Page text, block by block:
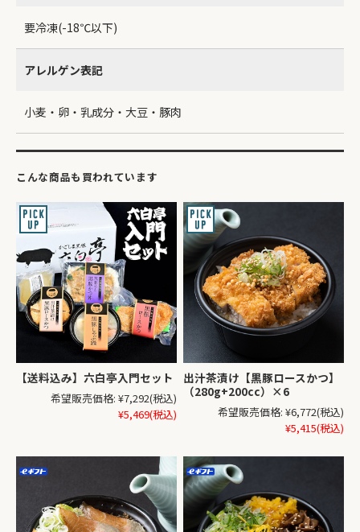
要冷凍(-18℃以下)
アレルゲン表記
小麦・卵・乳成分・大豆・豚肉
こんな商品も買われています
【送料込み】六白亭入門セット
希望販売価格: ¥7,292(税込)
¥5,469(税込)
出汁茶漬け【黒豚ロースかつ】
（280g+200cc）×6
希望販売価格: ¥6,772(税込)
¥5,415(税込)